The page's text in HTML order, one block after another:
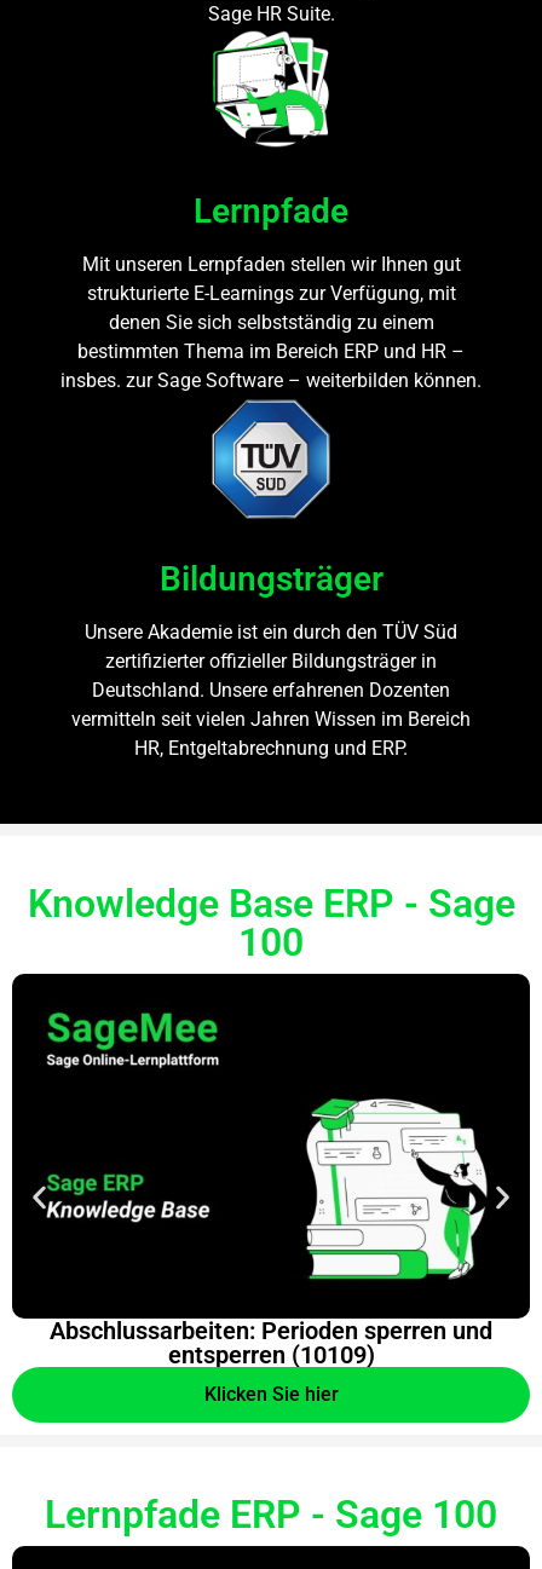
Sage HR Suite.
Lernpfade
Mit unseren Lernpfaden stellen wir Ihnen gut
strukturierte E-Learnings zur Verfügung, mit
denen Sie sich selbstständig zu einem
bestimmten Thema im Bereich ERP und HR –
insbes. zur Sage Software – weiterbilden können.
Bildungsträger
Unsere Akademie ist ein durch den TÜV Süd
zertifizierter offizieller Bildungsträger in
Deutschland. Unsere erfahrenen Dozenten
vermitteln seit vielen Jahren Wissen im Bereich
HR, Entgeltabrechnung und ERP.
Knowledge Base ERP - Sage
100
Abschlussarbeiten: Perioden sperren und
entsperren (10109)
Klicken Sie hier
Lernpfade ERP - Sage 100